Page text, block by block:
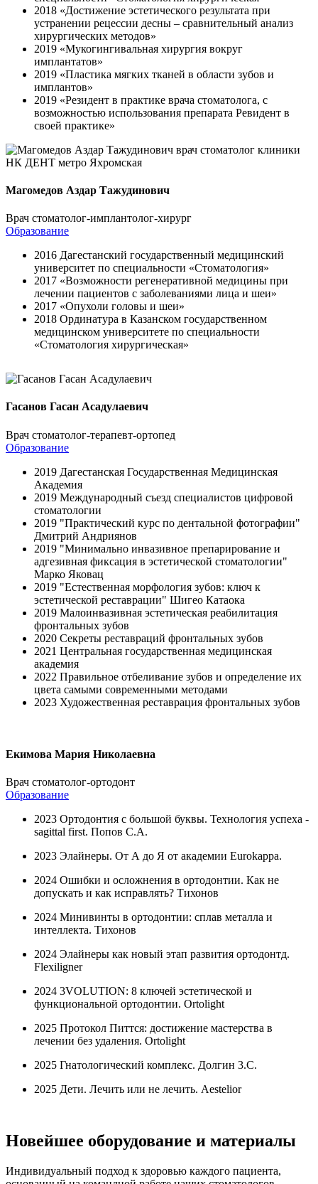
2018 «Достижение эстетического результата при
устранении рецессии десны – сравнительный анализ
хирургических методов»
2019 «Мукогингивальная хирургия вокруг
имплантатов»
2019 «Пластика мягких тканей в области зубов и
имплантов»
2019 «Резидент в практике врача стоматолога, с
возможностью использования препарата Ревидент в
своей практике»
Магомедов Аздар Тажудинович
Врач стоматолог-имплантолог-хирург
Образование
2016 Дагестанский государственный медицинский
университет по специальности «Стоматология»
2017 «Возможности регенеративной медицины при
лечении пациентов с заболеваниями лица и шеи»
2017 «Опухоли головы и шеи»
2018 Ординатура в Казанском государственном
медицинском университете по специальности
«Стоматология хирургическая»
Гасанов Гасан Асадулаевич
Врач стоматолог-терапевт-ортопед
Образование
2019 Дагестанская Государственная Медицинская
Академия
2019 Международный съезд специалистов цифровой
стоматологии
2019 "Практический курс по дентальной фотографии"
Дмитрий Андриянов
2019 "Минимально инвазивное препарирование и
адгезивная фиксация в эстетической стоматологии"
Марко Яковац
2019 "Естественная морфология зубов: ключ к
эстетической реставрации" Шигео Катаока
2019 Малоинвазивная эстетическая реабилитация
фронтальных зубов
2020 Секреты реставраций фронтальных зубов
2021 Центральная государственная медицинская
академия
2022 Правильное отбеливание зубов и определение их
цвета самыми современными методами
2023 Художественная реставрация фронтальных зубов
Екимова Мария Николаевна
Врач стоматолог-ортодонт
Образование
2023 Ортодонтия с большой буквы. Технология успеха -
sagittal first. Попов С.А.
2023 Элайнеры. От А до Я от академии Eurokappa.
2024 Ошибки и осложнения в ортодонтии. Как не
допускать и как исправлять? Тихонов
2024 Минивинты в ортодонтии: сплав металла и
интеллекта. Тихонов
2024 Элайнеры как новый этап развития ортодонтд.
Flexiligner
2024 3VOLUTION: 8 ключей эстетической и
функциональной ортодонтии. Ortolight
2025 Протокол Питтся: достижение мастерства в
лечении без удаления. Ortolight
2025 Гнатологический комплекс. Долгин 3.С.
2025 Дети. Лечить или не лечить. Aestelior
Новейшее оборудование и материалы
Индивидуальный подход к здоровью каждого пациента,